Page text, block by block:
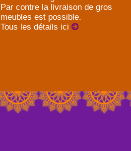
Par contre la livraison de gros
meubles est possible.
Tous les détails ici